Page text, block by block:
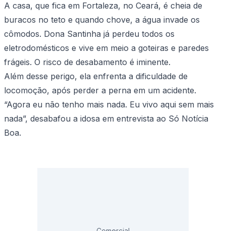
A casa, que fica em Fortaleza, no Ceará, é cheia de
buracos no teto e quando chove, a água invade os
cômodos. Dona Santinha já perdeu todos os
eletrodomésticos e vive em meio a goteiras e paredes
frágeis. O risco de desabamento é iminente.
Além desse perigo, ela enfrenta a dificuldade de
locomoção, após perder a perna em um acidente.
“Agora eu não tenho mais nada. Eu vivo aqui sem mais
nada”, desabafou a idosa em entrevista ao Só Notícia
Boa.